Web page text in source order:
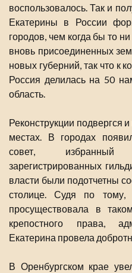
воспользовалось. Так и
Екатерины в России
городов, чем когда бы то
вновь присоединенных
новых губерний, так что к
Россия делилась на 50
область.
Реконструкции подвергся
местах. В городах
совет, избранный
зарегистрированных
власти были подотчетны
столице. Судя по тому,
просуществовала в
крепостного права,
Екатерина провела
В Оренбургском крае